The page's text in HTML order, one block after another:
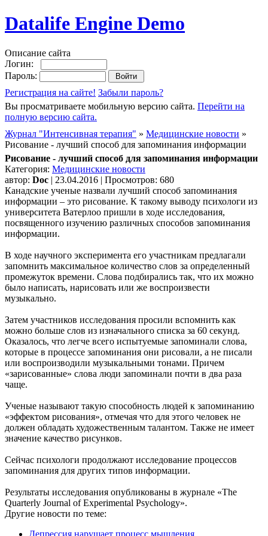
Datalife Engine Demo
Описание сайта
Логин:
Пароль:
Регистрация на сайте! Забыли пароль?
Вы просматриваете мобильную версию сайта. Перейти на
полную версию сайта.
Журнал "Интенсивная терапия" » Медицинские новости »
Рисование - лучший способ для запоминания информации
Рисование - лучший способ для запоминания информации
Категория: Медицинские новости
автор: Doc | 23.04.2016 | Просмотров: 680
Канадские ученые назвали лучший способ запоминания
информации – это рисование. К такому выводу психологи из
университета Ватерлоо пришли в ходе исследования,
посвященного изучению различных способов запоминания
информации.
В ходе научного эксперимента его участникам предлагали
запомнить максимальное количество слов за определенный
промежуток времени. Слова подбирались так, что их можно
было написать, нарисовать или же воспроизвести
музыкально.
Затем участников исследования просили вспомнить как
можно больше слов из изначального списка за 60 секунд.
Оказалось, что легче всего испытуемые запоминали слова,
которые в процессе запоминания они рисовали, а не писали
или воспроизводили музыкальными тонами. Причем
«зарисованные» слова люди запоминали почти в два раза
чаще.
Ученые называют такую способность людей к запоминанию
«эффектом рисования», отмечая что для этого человек не
должен обладать художественным талантом. Также не имеет
значение качество рисунков.
Сейчас психологи продолжают исследование процессов
запоминания для других типов информации.
Результаты исследования опубликованы в журнале «The
Quarterly Journal of Experimental Psychology».
Другие новости по теме:
Депрессия нарушает процесс мышления